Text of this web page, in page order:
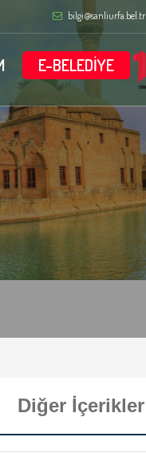
bilgi@sanliurfa.bel.tr
E-BELEDİYE
Diğer İçerikler